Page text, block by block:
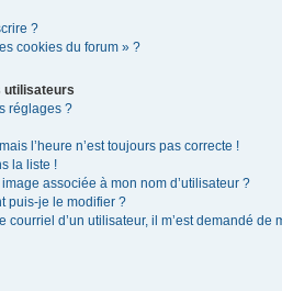
?
cookies du forum » ?
utilisateurs
réglages ?
l’heure n’est toujours pas correcte !
la liste !
associée à mon nom d’utilisateur ?
puis-je le modifier ?
courriel d’un utilisateur, il m’est demandé de